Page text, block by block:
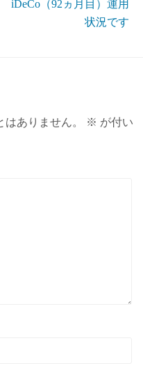
iDeCo（92ヵ月目）運用
状況です
ありません。 ※ が付い